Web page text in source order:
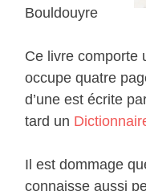
Bouldouyre
Ce livre comporte
occupe quatre
d’une est écrite
tard un
Il est dommage
connaisse aussi